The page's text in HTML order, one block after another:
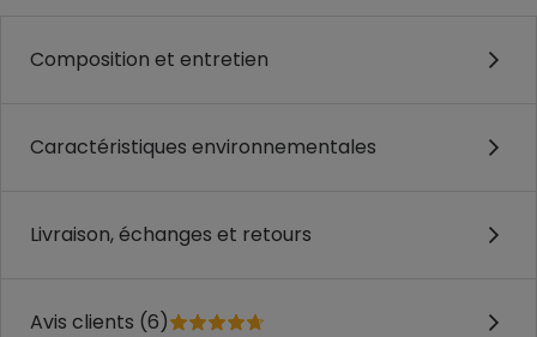
Composition et entretien
Caractéristiques environnementales
Livraison, échanges et retours
Avis clients (6)